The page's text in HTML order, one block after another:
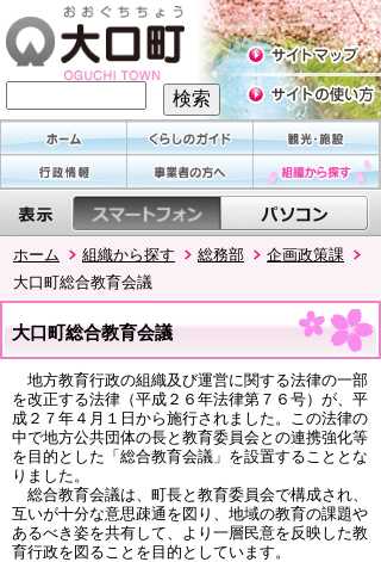
ホーム 組織から探す 総務部
企画政策課
大口町総合教育会議
大口町総合教育会議
地方教育行政の組織及び運営に関する法律の一部
を改正する法律（平成２６年法律第７６号）が、平
成２７年４月１日から施行されました。この法律の
中で地方公共団体の長と教育委員会との連携強化等
を目的とした「総合教育会議」を設置することとな
りました。
総合教育会議は、町長と教育委員会で構成され、
互いが十分な意思疎通を図り、地域の教育の課題や
あるべき姿を共有して、より一層民意を反映した教
育行政を図ることを目的としています。